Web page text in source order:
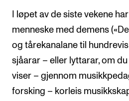
I løpet av de siste vekene
menneske med demens
og tårekanalane til
sjåarar – eller lyttarar, om
viser – gjennom
forsking – korleis